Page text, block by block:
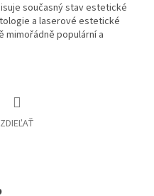
současný stav estetické
a laserové estetické
mimořádně populární a
ZDIEĽAŤ